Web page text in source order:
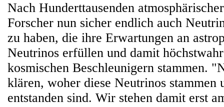
Nach Hunderttausenden
Forscher nun sicher endlich auch
zu haben, die ihre Erwartungen an
Neutrinos erfüllen und damit
kosmischen Beschleunigern stammen.
klären, woher diese Neutrinos stammen
entstanden sind. Wir stehen damit erst